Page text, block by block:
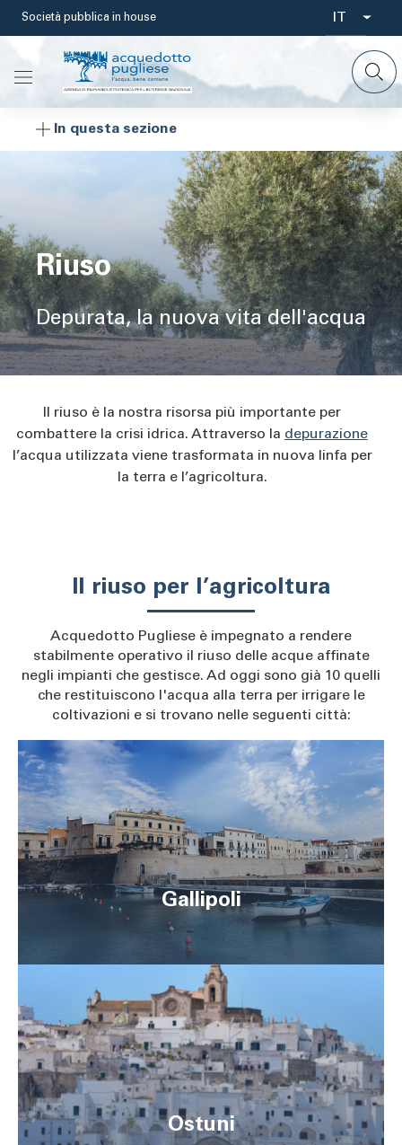
Salta
contenuto
principale
Società pubblica in house
Select
your
IT
In questa sezione
Riuso
Depurata, la nuova vita dell'acqua
Il riuso è la nostra risorsa più importante per
combattere la crisi idrica. Attraverso la depurazione
l’acqua utilizzata viene trasformata in nuova linfa per
la terra e l’agricoltura.
Il riuso per l’agricoltura
Acquedotto Pugliese è impegnato a rendere
stabilmente operativo il riuso delle acque affinate
negli impianti che gestisce. Ad oggi sono già 10 quelli
che restituiscono l'acqua alla terra per irrigare le
coltivazioni e si trovano nelle seguenti città:
Gallipoli
Ostuni